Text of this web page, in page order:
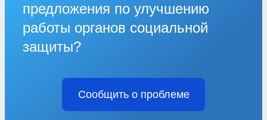
предложения по улучшению
работы органов социальной
защиты?
Сообщить о проблеме